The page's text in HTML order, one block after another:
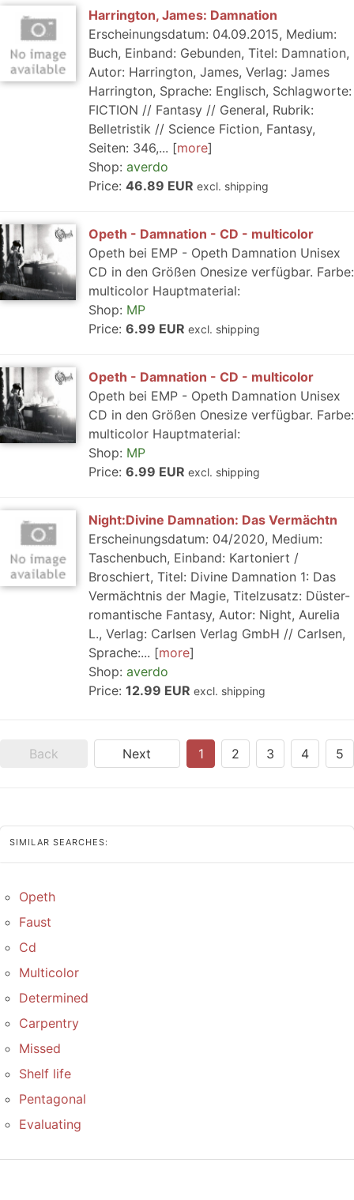
Harrington, James: Damnation
Erscheinungsdatum: 04.09.2015, Medium:
Buch, Einband: Gebunden, Titel: Damnation,
Autor: Harrington, James, Verlag: James
Harrington, Sprache: Englisch, Schlagworte:
FICTION // Fantasy // General, Rubrik:
Belletristik // Science Fiction, Fantasy,
Seiten: 346,...
more
Shop: averdo
Price: 46.89 EUR excl. shipping
Opeth - Damnation - CD - multicolor
Opeth bei EMP - Opeth Damnation Unisex
CD in den Größen Onesize verfügbar. Farbe:
multicolor Hauptmaterial:
Shop: MP
Price: 6.99 EUR excl. shipping
Opeth - Damnation - CD - multicolor
Opeth bei EMP - Opeth Damnation Unisex
CD in den Größen Onesize verfügbar. Farbe:
multicolor Hauptmaterial:
Shop: MP
Price: 6.99 EUR excl. shipping
Night:Divine Damnation: Das Vermächtn
Erscheinungsdatum: 04/2020, Medium:
Taschenbuch, Einband: Kartoniert /
Broschiert, Titel: Divine Damnation 1: Das
Vermächtnis der Magie, Titelzusatz: Düster-
romantische Fantasy, Autor: Night, Aurelia
L., Verlag: Carlsen Verlag GmbH // Carlsen,
Sprache:...
more
Shop: averdo
Price: 12.99 EUR excl. shipping
Back Next 1 2 3 4 5
SIMILAR SEARCHES:
Opeth
Faust
Cd
Multicolor
Determined
Carpentry
Missed
Shelf life
Pentagonal
Evaluating